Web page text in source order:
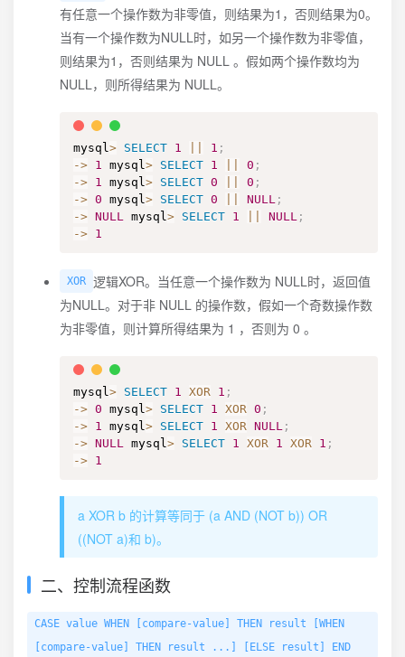
有任意一个操作数为非零值，则结果为1，否则结果为0。
当有一个操作数为NULL时，如另一个操作数为非零值，
则结果为1，否则结果为 NULL 。假如两个操作数均为
NULL，则所得结果为 NULL。
mysql> SELECT 1 1 ;
-> 1 mysql> SELECT 1 0 ;
-> 1 mysql> SELECT 0 0 ;
-> 0 mysql> SELECT 0 NULL ;
-> NULL mysql> SELECT 1 NULL ;
-> 1
XOR 逻辑XOR。当任意一个操作数为 NULL时，返回值
为NULL。对于非 NULL 的操作数，假如一个奇数操作数
为非零值，则计算所得结果为 1 ，否则为 0 。
mysql> SELECT 1 XOR 1 ;
-> 0 mysql> SELECT 1 XOR 0 ;
-> 1 mysql> SELECT 1 XOR NULL ;
-> NULL mysql> SELECT 1 XOR 1 XOR 1 ;
-> 1
a XOR b 的计算等同于 (a AND (NOT b)) OR
((NOT a)和 b)。
二、控制流程函数
CASE value WHEN [compare-value] THEN result [WHEN
[compare-value] THEN result ...] [ELSE result] END